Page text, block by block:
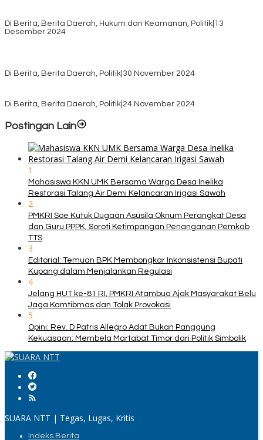
Di Berita, Berita Daerah, Hukum dan Keamanan, Politik 13
Desember 2024
Di Berita, Berita Daerah, Politik 30 November 2024
Di Berita, Berita Daerah, Politik 24 November 2024
Postingan Lain
1
Mahasiswa KKN UMK Bersama Warga Desa Inelika
Restorasi Talang Air Demi Kelancaran Irigasi Sawah
2
PMKRI Soe Kutuk Dugaan Asusila Oknum Perangkat Desa
dan Guru PPPK, Soroti Ketimpangan Penanganan Pemkab
TTS
3
Editorial: Temuan BPK Membongkar Inkonsistensi Bupati
Kupang dalam Menjalankan Regulasi
4
Jelang HUT ke-81 RI, PMKRI Atambua Ajak Masyarakat Belu
Jaga Kamtibmas dan Tolak Provokasi
5
Opini: Rev. D Patris Allegro Adat Bukan Panggung
Kekuasaan: Membela Martabat Timor dari Politik Simbolik
SUARA NTT | Tegas, Lugas, Kritis
Indeks Berita